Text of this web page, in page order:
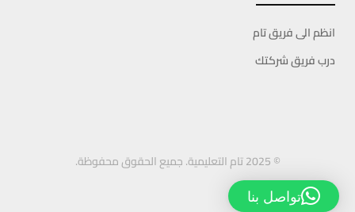
انظم الى فريق تام
درب فريق شركتك
© 2025 تام التعليمية. جميع الحقوق محفوظة.
تواصل بنا